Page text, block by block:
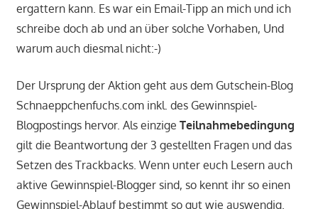
ergattern kann. Es war ein Email-Tipp an mich und ich
schreibe doch ab und an über solche Vorhaben, Und
warum auch diesmal nicht:-)
Der Ursprung der Aktion geht aus dem Gutschein-Blog
Schnaeppchenfuchs.com inkl. des Gewinnspiel-
Blogpostings hervor. Als einzige Teilnahmebedingung
gilt die Beantwortung der 3 gestellten Fragen und das
Setzen des Trackbacks. Wenn unter euch Lesern auch
aktive Gewinnspiel-Blogger sind, so kennt ihr so einen
Gewinnspiel-Ablauf bestimmt so gut wie auswendig.